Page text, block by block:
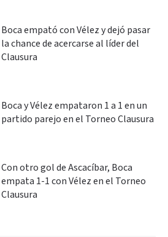
Boca empató con Vélez y dejó pasar
la chance de acercarse al líder del
Clausura
Boca y Vélez empataron 1 a 1 en un
partido parejo en el Torneo Clausura
Con otro gol de Ascacíbar, Boca
empata 1-1 con Vélez en el Torneo
Clausura